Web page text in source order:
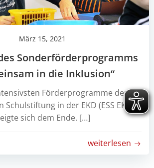
März 15, 2021
Sonderförderprogramms
in die Inklusion“
Förderprogramme der
Schulstiftung in der EKD (ESS EKD)
sich dem Ende. […]
weiterlesen